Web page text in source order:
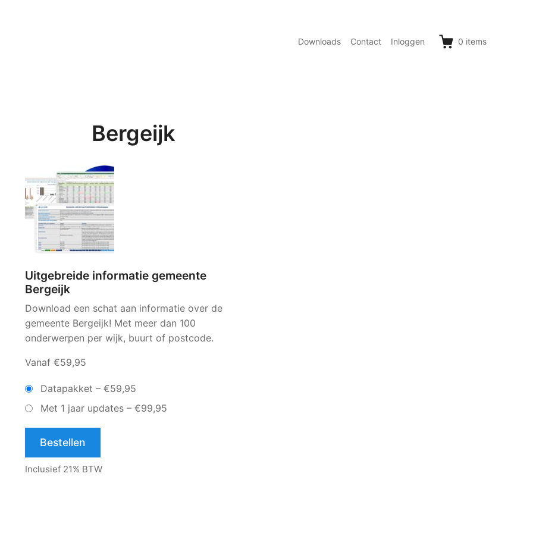
Downloads Contact Inloggen 0 items
Bergeijk
Uitgebreide informatie gemeente
Bergeijk
Download een schat aan informatie over de
gemeente Bergeijk! Met meer dan 100
onderwerpen per wijk, buurt of postcode.
Vanaf €59,95
Datapakket – €59,95
Met 1 jaar updates – €99,95
Bestellen
Inclusief 21% BTW